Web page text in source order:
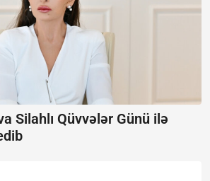
Silahlı Qüvvələr Günü ilə